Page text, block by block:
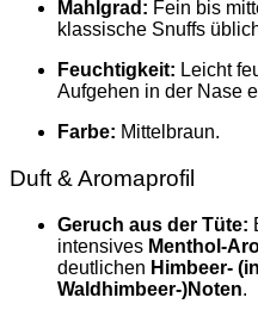
Mahlgrad: Fein bis
klassische Snuffs
Feuchtigkeit: Leicht
Aufgehen in der Nase
Farbe: Mittelbraun.
Duft & Aromaprofil
Geruch aus der Tüte:
intensives Menthol-
deutlichen Himbeer-
Waldhimbeer-)Noten.